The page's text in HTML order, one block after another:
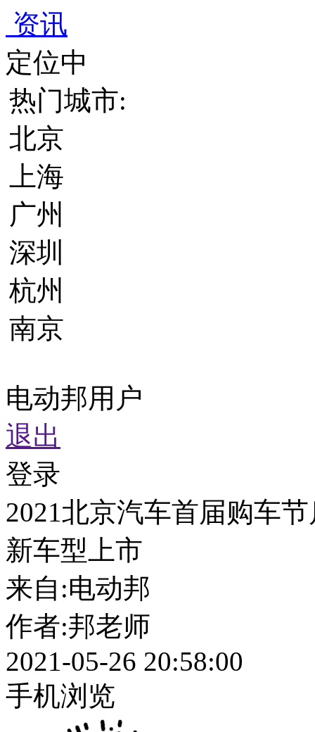
资讯
定位中
热门城市:
北京
上海
广州
深圳
杭州
南京
电动邦用户
退出
登录
2021北京汽车首届购车
新车型上市
来自:电动邦
作者:邦老师
2021-05-26 20:58:00
手机浏览